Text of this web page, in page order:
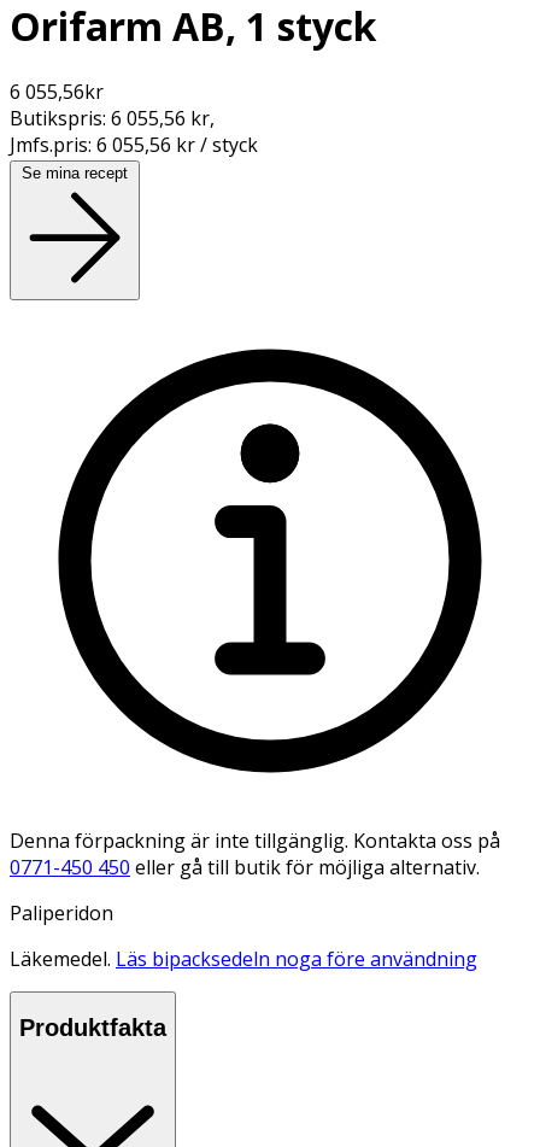
Orifarm AB, 1 styck
6 055,56kr
Butikspris: 6 055,56 kr,
Jmfs.pris: 6 055,56 kr / styck
Se mina recept
Denna förpackning är inte tillgänglig. Kontakta oss på
0771-450 450 eller gå till butik för möjliga alternativ.
Paliperidon
Läkemedel. Läs bipacksedeln noga före användning
Produktfakta